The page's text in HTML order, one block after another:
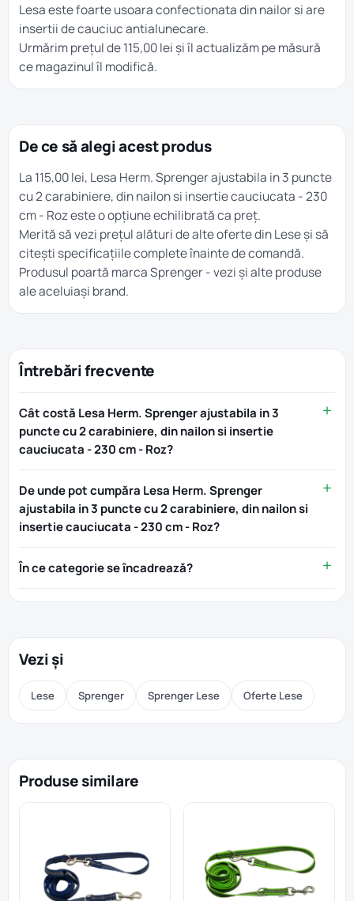
Lesa este foarte usoara confectionata din nailor si are
insertii de cauciuc antialunecare.
Urmărim prețul de 115,00 lei și îl actualizăm pe măsură
ce magazinul îl modifică.
De ce să alegi acest produs
La 115,00 lei, Lesa Herm. Sprenger ajustabila in 3 puncte
cu 2 carabiniere, din nailon si insertie cauciucata - 230
cm - Roz este o opțiune echilibrată ca preț.
Merită să vezi prețul alături de alte oferte dinLeseși să
citești specificațiile complete înainte de comandă.
Produsul poartă marcaSprenger- vezi și alte produse
ale aceluiași brand.
Întrebări frecvente
Cât costă Lesa Herm. Sprenger ajustabila in 3
puncte cu 2 carabiniere, din nailon si insertie
cauciucata - 230 cm - Roz?
De unde pot cumpăra Lesa Herm. Sprenger
ajustabila in 3 puncte cu 2 carabiniere, din nailon si
insertie cauciucata - 230 cm - Roz?
În ce categorie se încadrează?
Vezi și
Lese Sprenger Sprenger Lese Oferte Lese
Produse similare